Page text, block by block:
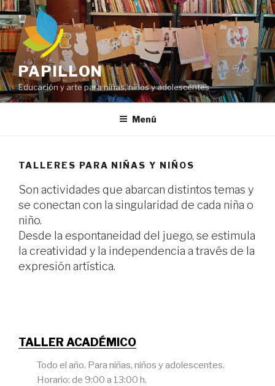
Ir
al
contenido
PAPILLON
Educación y arte para niñas, niños y adolescentes
Menú
TALLERES PARA NIÑAS Y NIÑOS
Son actividades que abarcan distintos temas y
se conectan con la singularidad de cada niña o
niño.
Desde la espontaneidad del juego, se estimula
la creatividad y la independencia a través de la
expresión artística.
TALLER ACADÉMICO
Todo el año. Para niñas, niños y adolescentes.
Horario: de 9:00 a 13:00 h.